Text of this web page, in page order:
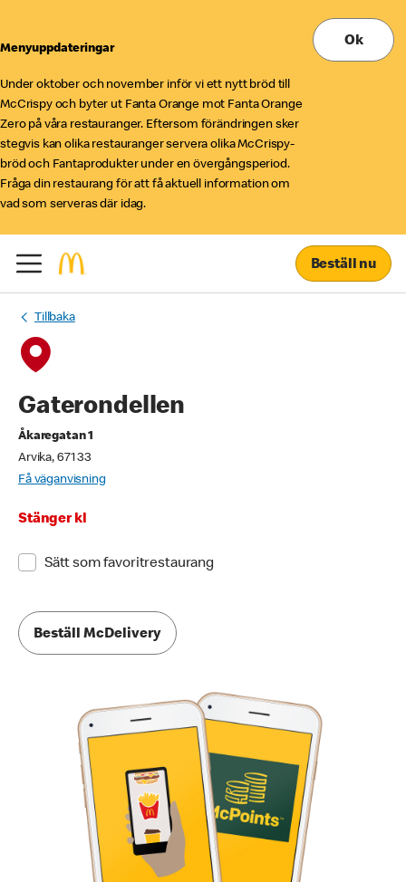
Menyuppdateringar
Under oktober och november inför vi ett nytt bröd till
McCrispy och byter ut Fanta Orange mot Fanta Orange
Zero på våra restauranger. Eftersom förändringen sker
stegvis kan olika restauranger servera olika McCrispy-
bröd och Fantaprodukter under en övergångsperiod.
Fråga din restaurang för att få aktuell information om
vad som serveras där idag.
Ok
Beställ nu
Tillbaka
Gaterondellen
Åkaregatan 1
Arvika, 671 33
Få väganvisning
Stänger kl
Sätt som favoritrestaurang
Beställ McDelivery